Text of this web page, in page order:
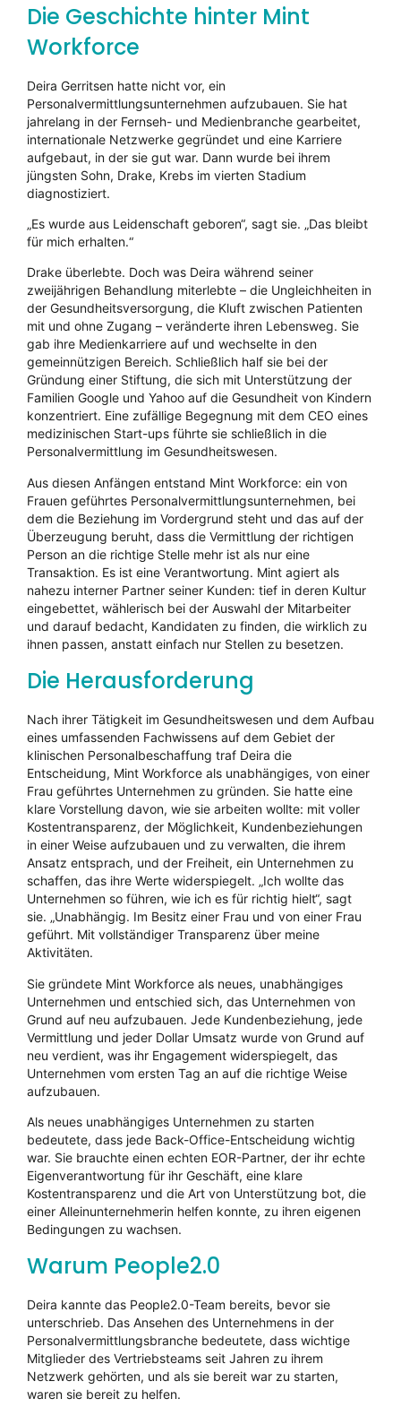
Die Geschichte hinter Mint
Workforce
Deira Gerritsen hatte nicht vor, ein
Personalvermittlungsunternehmen aufzubauen. Sie hat
jahrelang in der Fernseh- und Medienbranche gearbeitet,
internationale Netzwerke gegründet und eine Karriere
aufgebaut, in der sie gut war. Dann wurde bei ihrem
jüngsten Sohn, Drake, Krebs im vierten Stadium
diagnostiziert.
„Es wurde aus Leidenschaft geboren“, sagt sie. „Das bleibt
für mich erhalten.“
Drake überlebte. Doch was Deira während seiner
zweijährigen Behandlung miterlebte – die Ungleichheiten in
der Gesundheitsversorgung, die Kluft zwischen Patienten
mit und ohne Zugang – veränderte ihren Lebensweg. Sie
gab ihre Medienkarriere auf und wechselte in den
gemeinnützigen Bereich. Schließlich half sie bei der
Gründung einer Stiftung, die sich mit Unterstützung der
Familien Google und Yahoo auf die Gesundheit von Kindern
konzentriert. Eine zufällige Begegnung mit dem CEO eines
medizinischen Start-ups führte sie schließlich in die
Personalvermittlung im Gesundheitswesen.
Aus diesen Anfängen entstand Mint Workforce: ein von
Frauen geführtes Personalvermittlungsunternehmen, bei
dem die Beziehung im Vordergrund steht und das auf der
Überzeugung beruht, dass die Vermittlung der richtigen
Person an die richtige Stelle mehr ist als nur eine
Transaktion. Es ist eine Verantwortung. Mint agiert als
nahezu interner Partner seiner Kunden: tief in deren Kultur
eingebettet, wählerisch bei der Auswahl der Mitarbeiter
und darauf bedacht, Kandidaten zu finden, die wirklich zu
ihnen passen, anstatt einfach nur Stellen zu besetzen.
Die Herausforderung
Nach ihrer Tätigkeit im Gesundheitswesen und dem Aufbau
eines umfassenden Fachwissens auf dem Gebiet der
klinischen Personalbeschaffung traf Deira die
Entscheidung, Mint Workforce als unabhängiges, von einer
Frau geführtes Unternehmen zu gründen. Sie hatte eine
klare Vorstellung davon, wie sie arbeiten wollte: mit voller
Kostentransparenz, der Möglichkeit, Kundenbeziehungen
in einer Weise aufzubauen und zu verwalten, die ihrem
Ansatz entsprach, und der Freiheit, ein Unternehmen zu
schaffen, das ihre Werte widerspiegelt. „Ich wollte das
Unternehmen so führen, wie ich es für richtig hielt“, sagt
sie. „Unabhängig. Im Besitz einer Frau und von einer Frau
geführt. Mit vollständiger Transparenz über meine
Aktivitäten.
Sie gründete Mint Workforce als neues, unabhängiges
Unternehmen und entschied sich, das Unternehmen von
Grund auf neu aufzubauen. Jede Kundenbeziehung, jede
Vermittlung und jeder Dollar Umsatz wurde von Grund auf
neu verdient, was ihr Engagement widerspiegelt, das
Unternehmen vom ersten Tag an auf die richtige Weise
aufzubauen.
Als neues unabhängiges Unternehmen zu starten
bedeutete, dass jede Back-Office-Entscheidung wichtig
war. Sie brauchte einen echten EOR-Partner, der ihr echte
Eigenverantwortung für ihr Geschäft, eine klare
Kostentransparenz und die Art von Unterstützung bot, die
einer Alleinunternehmerin helfen konnte, zu ihren eigenen
Bedingungen zu wachsen.
Warum People2.0
Deira kannte das People2.0-Team bereits, bevor sie
unterschrieb. Das Ansehen des Unternehmens in der
Personalvermittlungsbranche bedeutete, dass wichtige
Mitglieder des Vertriebsteams seit Jahren zu ihrem
Netzwerk gehörten, und als sie bereit war zu starten,
waren sie bereit zu helfen.